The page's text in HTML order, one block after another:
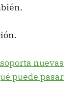
nuevas
puede pasar